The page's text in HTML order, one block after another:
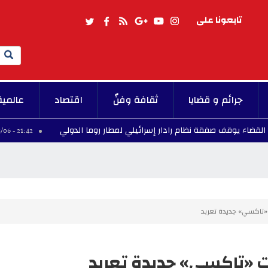
تابعونا على
Search
جرائم و قضايا ثقافة وفنّ اقتصاد
صفقة نظام رادار إسرائيلي لمطار روما الدولي 21:42 - 2026/08/06